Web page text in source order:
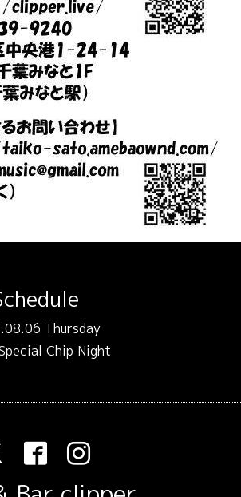
Thursday
Chip Night